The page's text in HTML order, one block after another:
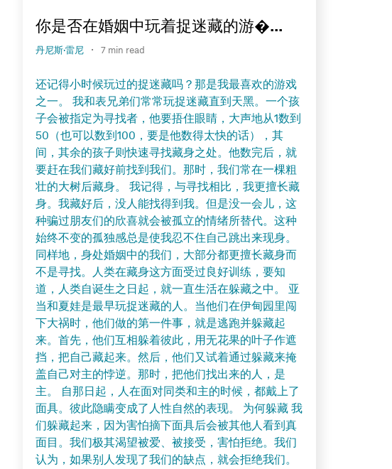
你是否在婚姻中玩着捉迷藏的游�...
丹尼斯·雷尼 · 7 min read
还记得小时候玩过的捉迷藏吗？那是我最喜欢的游戏
之一。 我和表兄弟们常常玩捉迷藏直到天黑。一个孩
子会被指定为寻找者，他要捂住眼睛，大声地从1数到
50（也可以数到100，要是他数得太快的话），其
间，其余的孩子则快速寻找藏身之处。他数完后，就
要赶在我们藏好前找到我们。那时，我们常在一棵粗
壮的大树后藏身。 我记得，与寻找相比，我更擅长藏
身。我藏好后，没人能找得到我。但是没一会儿，这
种骗过朋友们的欣喜就会被孤立的情绪所替代。这种
始终不变的孤独感总是使我忍不住自己跳出来现身。
同样地，身处婚姻中的我们，大部分都更擅长藏身而
不是寻找。人类在藏身这方面受过良好训练，要知
道，人类自诞生之日起，就一直生活在躲藏之中。 亚
当和夏娃是最早玩捉迷藏的人。当他们在伊甸园里闯
下大祸时，他们做的第一件事，就是逃跑并躲藏起
来。首先，他们互相躲着彼此，用无花果的叶子作遮
挡，把自己藏起来。然后，他们又试着通过躲藏来掩
盖自己对主的悖逆。那时，把他们找出来的人，是
主。 自那日起，人在面对同类和主的时候，都戴上了
面具。彼此隐瞒变成了人性自然的表现。 为何躲藏 我
们躲藏起来，因为害怕摘下面具后会被其他人看到真
面目。我们极其渴望被爱、被接受，害怕拒绝。我们
认为，如果别人发现了我们的缺点，就会拒绝我们。